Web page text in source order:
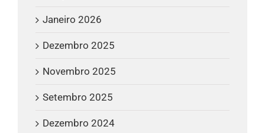
Janeiro 2026
Dezembro 2025
Novembro 2025
Setembro 2025
Dezembro 2024